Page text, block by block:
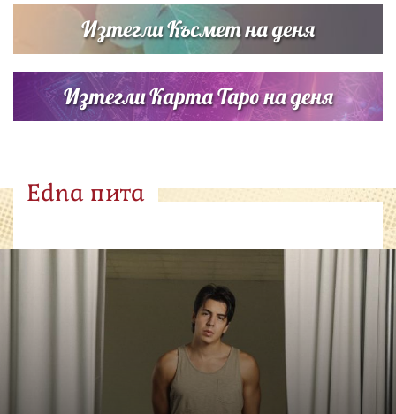
Изтегли Късмет на деня
Изтегли Карта Таро на деня
Edna пита